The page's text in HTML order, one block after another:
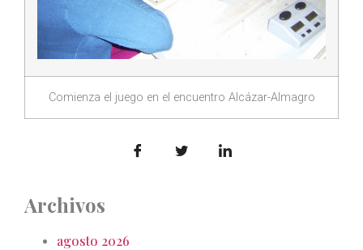
Comienza el juego en el encuentro Alcázar-Almagro
Archivos
agosto 2026